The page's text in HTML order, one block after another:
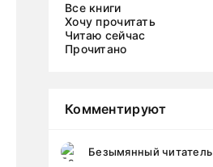
Все книги
Хочу прочитать
Читаю сейчас
Прочитано
Комментируют
Безымянный читатель